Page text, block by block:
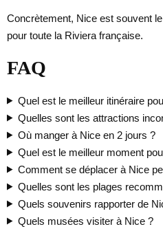
Concrètement, Nice est souvent
pour toute la Riviera française.
FAQ
Quel est le meilleur itinéraire
Quelles sont les attractions
Où manger à Nice en 2 jours ?
Quel est le meilleur moment
Comment se déplacer à Nice
Quelles sont les plages
Quels souvenirs rapporter de
Quels musées visiter à Nice ?